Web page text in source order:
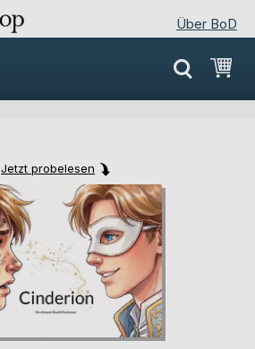
Über BoD
Jetzt probelesen
Skip
to
the
end
of
the
images
Skip
to
the
beginning
of
the
images